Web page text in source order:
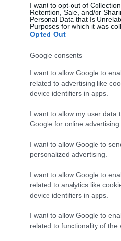
I want to opt-out of
Retention, Sale, and/or
Personal Data that Is
Purposes for which it was
Opted Out
Google consents
I want to allow Google to
related to advertising like
device identifiers in apps.
I want to allow my user data
Google for online advertising
I want to allow Google to
personalized advertising.
I want to allow Google to
related to analytics like
device identifiers in apps.
I want to allow Google to
related to functionality of the
beneficiare, perfino a
ignota malattia. L’unico
ponti ballerini e dei conti
Non è normale l’infornata
è già stato distrutto dalla
inettitudine non
l’esaltazione messianica di
compare su un ponte
e dietro gli compare o gli
Non è normale, infine, un
Repubblica che consente
non è la parola giusta: non
silenzio, complice a
prerogative mentre le